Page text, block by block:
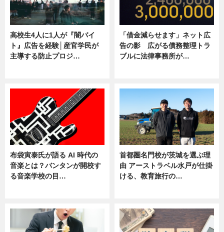
高校生4人に1人が『闇バイ
ト』広告を経験│産官学民が
主導する防止プロジ…
「借金減らせます」ネット広
告の影 広がる債務整理トラ
ブルに法律事務所が…
布袋寅泰氏が語る AI 時代の
音楽とは？バンタンが開校す
る音楽学校の目…
首都圏名門校が茨城を選ぶ理
由 アーストラベル水戸が仕掛
ける、教育旅行の…